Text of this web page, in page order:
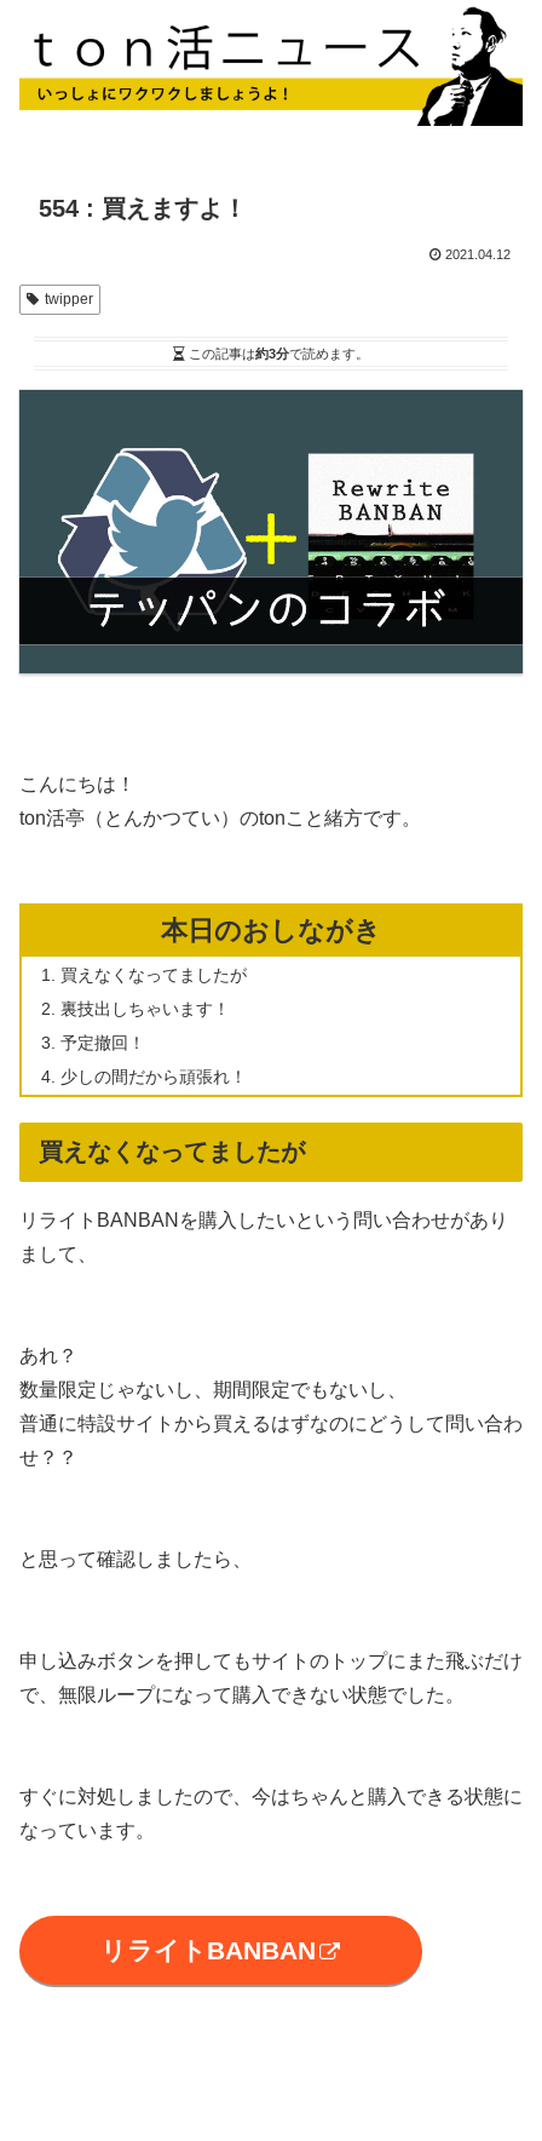
554 : 買えますよ！
2021.04.12
twipper
この記事は約3分で読めます。
こんにちは！
ton活亭（とんかつてい）のtonこと緒方です。
本日のおしながき
買えなくなってましたが
裏技出しちゃいます！
予定撤回！
少しの間だから頑張れ！
買えなくなってましたが
リライトBANBANを購入したいという問い合わせがあり
まして、
あれ？
数量限定じゃないし、期間限定でもないし、
普通に特設サイトから買えるはずなのにどうして問い合わ
せ？？
と思って確認しましたら、
申し込みボタンを押してもサイトのトップにまた飛ぶだけ
で、無限ループになって購入できない状態でした。
すぐに対処しましたので、今はちゃんと購入できる状態に
なっています。
リライトBANBAN